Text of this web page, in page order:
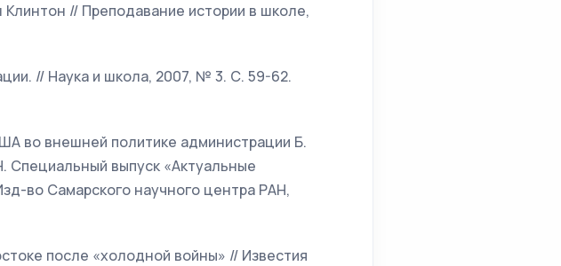
// Преподавание истории в школе,
// Наука и школа, 2007, № 3. С. 59-62.
во внешней политике администрации Б.
Специальный выпуск «Актуальные
во Самарского научного центра РАН,
после «холодной войны» // Известия